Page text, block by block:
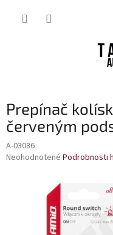
Prepínač
červeným
A-03086
Priemerné
Neohodnotené Podrobnosti